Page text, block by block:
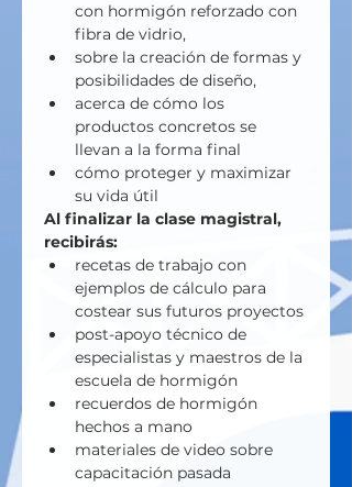
con hormigón reforzado con
fibra de vidrio,
sobre la creación de formas y
posibilidades de diseño,
acerca de cómo los
productos concretos se
llevan a la forma final
cómo proteger y maximizar
su vida útil
Al finalizar la clase magistral,
recibirás:
recetas de trabajo con
ejemplos de cálculo para
costear sus futuros proyectos
post-apoyo técnico de
especialistas y maestros de la
escuela de hormigón
recuerdos de hormigón
hechos a mano
materiales de video sobre
capacitación pasada